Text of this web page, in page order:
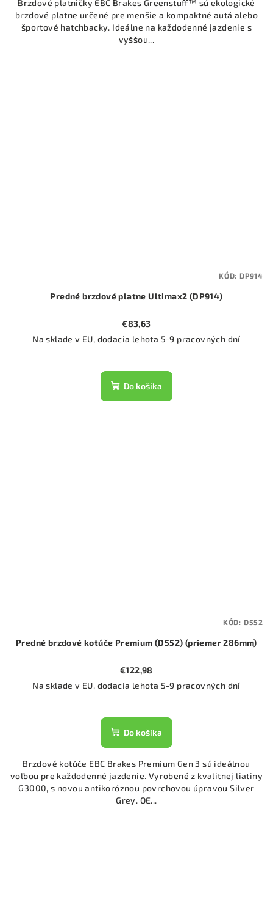
Brzdové platničky EBC Brakes Greenstuff™ sú ekologické
brzdové platne určené pre menšie a kompaktné autá alebo
športové hatchbacky. Ideálne na každodenné jazdenie s
vyššou...
Predné brzdové platne Ultimax2 (DP914)
€83,63
Na sklade v EU, dodacia lehota 5-9 pracovných dní
Do košíka
KÓD: DP914
Predné brzdové kotúče Premium (D552) (priemer 286mm)
€122,98
Na sklade v EU, dodacia lehota 5-9 pracovných dní
Do košíka
Brzdové kotúče EBC Brakes Premium Gen 3 sú ideálnou
voľbou pre každodenné jazdenie. Vyrobené z kvalitnej liatiny
G3000, s novou antikoróznou povrchovou úpravou Silver
Grey. OE...
KÓD: D552